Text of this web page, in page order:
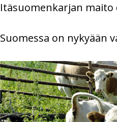
Itäsuomenkarjan maito
Suomessa on nykyään